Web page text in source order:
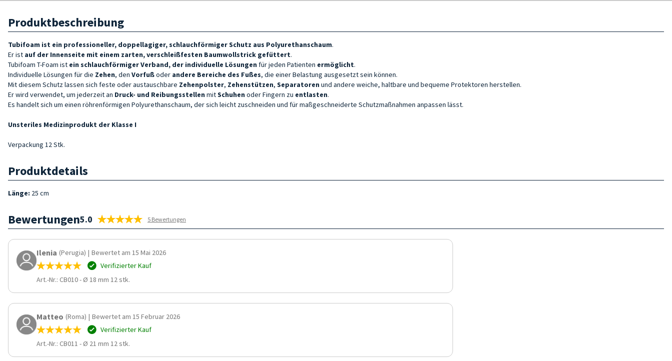
Produktbeschreibung
Tubifoam ist ein professioneller, doppellagiger, schlauchförmiger Schutz aus Polyurethanschaum.
Er ist auf der Innenseite mit einem zarten, verschleißfesten Baumwollstrick gefüttert.
Tubifoam T-Foam ist ein schlauchförmiger Verband, der individuelle Lösungen für jeden Patienten ermöglicht.
Individuelle Lösungen für die Zehen, den Vorfußoder andere Bereiche des Fußes, die einer Belastung ausgesetzt sein können.
Mit diesem Schutz lassen sich feste oder austauschbare Zehenpolster, Zehenstützen, Separatoren und andere weiche, haltbare und bequeme Protektoren herstellen.
Er wird verwendet, um jederzeitan Druck- und Reibungsstellen mitSchuhen oder Fingern zu entlasten.
Es handelt sich um einen röhrenförmigen Polyurethanschaum, der sich leicht zuschneiden und für maßgeschneiderte Schutzmaßnahmen anpassen lässt.
Unsteriles Medizinprodukt der Klasse I
Verpackung 12 Stk.
Produktdetails
Länge: 25 cm
Bewertungen5.0 5 Bewertungen
Ilenia (Perugia) | Bewertet am 15 Mai 2026
Verifizierter Kauf
Art.-Nr.: CB010- Ø 18 mm 12 stk.
Matteo (Roma) | Bewertet am 15 Februar 2026
Verifizierter Kauf
Art.-Nr.: CB011 - Ø 21 mm 12 stk.